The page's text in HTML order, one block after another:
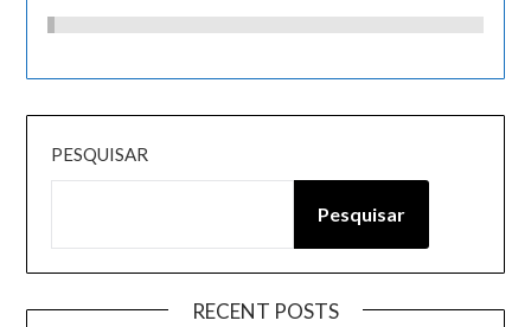
PESQUISAR
Pesquisar
RECENT POSTS